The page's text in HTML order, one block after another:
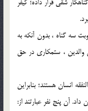
(صلی‌الله‌ علیه و آله) فرمود:(13) عقوبت سه گناه ، بدون آنكه به
، ستمكارى در حق
انسان هستند؛ بنابراین
آن پنج نفر عبارتند از: